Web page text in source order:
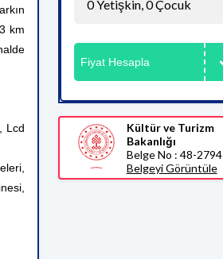
km
Lcd
0Yetişkin,0Çocuk
Fiyat Hesapla
Kültür ve Turizm
Bakanlığı
Belge No : 48-2794
Belgeyi Görüntüle